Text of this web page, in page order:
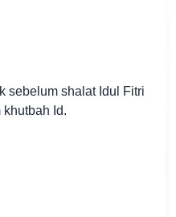
sebelum shalat Idul Fitri
Id.